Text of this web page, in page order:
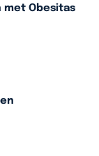
met Obesitas